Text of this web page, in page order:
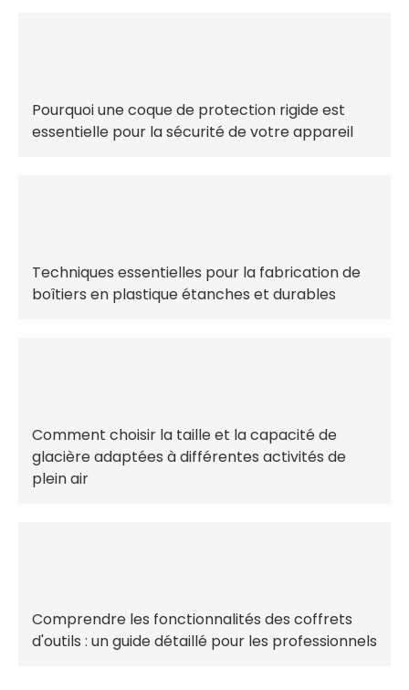
Pourquoi une coque de protection rigide est
essentielle pour la sécurité de votre appareil
Techniques essentielles pour la fabrication de
boîtiers en plastique étanches et durables
Comment choisir la taille et la capacité de
glacière adaptées à différentes activités de
plein air
Comprendre les fonctionnalités des coffrets
d'outils : un guide détaillé pour les professionnels